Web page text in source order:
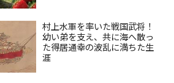
村上水軍を率いた戦国武将！
幼い弟を支え、共に海へ散っ
た得居通幸の波乱に満ちた生
涯